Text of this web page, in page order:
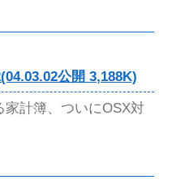
公開 3,188K)
計簿、ついにOSX対